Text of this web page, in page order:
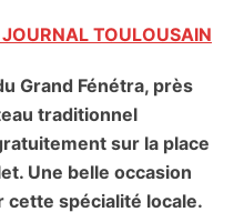
JOURNAL TOULOUSAIN
Grand Fénétra, près
traditionnel
sur la place
Une belle occasion
spécialité locale.